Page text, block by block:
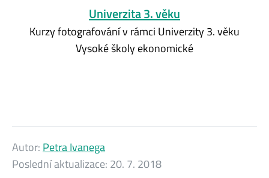
Univerzita 3. věku
Kurzy fotografování v rámci Univerzity 3. věku
Vysoké školy ekonomické
Autor:Petra Ivanega
Poslední aktualizace: 20. 7. 2018